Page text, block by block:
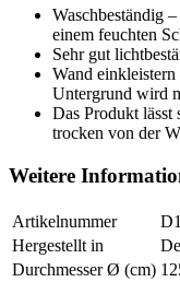
Waschbeständig
einem feuchten
Sehr gut
Wand
Untergrund wird
Das Produkt lässt
trocken von der
Weitere
Artikelnummer
Hergestellt in
Durchmesser Ø (cm)